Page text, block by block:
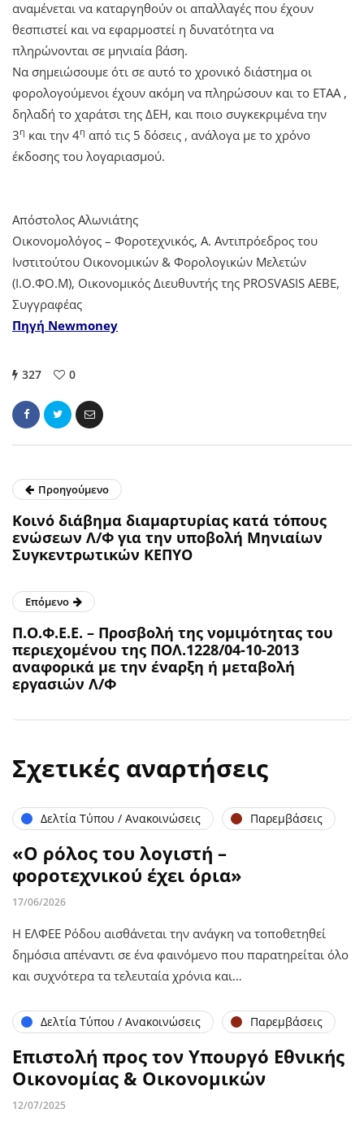
αναμένεται να καταργηθούν οι απαλλαγές που έχουν
θεσπιστεί και να εφαρμοστεί η δυνατότητα να
πληρώνονται σε μηνιαία βάση.
Να σημειώσουμε ότι σε αυτό το χρονικό διάστημα οι
φορολογούμενοι έχουν ακόμη να πληρώσουν και το ΕΤΑΑ ,
δηλαδή το χαράτσι της ΔΕΗ, και ποιο συγκεκριμένα την
3η και την 4η από τις 5 δόσεις , ανάλογα με το χρόνο
έκδοσης του λογαριασμού.
Απόστολος Αλωνιάτης
Οικονομολόγος – Φοροτεχνικός, Α. Αντιπρόεδρος του
Ινστιτούτου Οικονομικών & Φορολογικών Μελετών
(Ι.Ο.ΦΟ.Μ), Οικονομικός Διευθυντής της PROSVASIS AEBE,
Συγγραφέας
Πηγή Newmoney
327 0
Προηγούμενο
Κοινό διάβημα διαμαρτυρίας κατά τόπους
ενώσεων Λ/Φ για την υποβολή Μηνιαίων
Συγκεντρωτικών ΚΕΠΥΟ
Επόμενο
Π.Ο.Φ.Ε.Ε. – Προσβολή της νομιμότητας του
περιεχομένου της ΠΟΛ.1228/04-10-2013
αναφορικά με την έναρξη ή μεταβολή
εργασιών Λ/Φ
Σχετικές αναρτήσεις
Δελτία Τύπου / Ανακοινώσεις Παρεμβάσεις
«Ο ρόλος του λογιστή –
φοροτεχνικού έχει όρια»
17/06/2026
Η ΕΛΦΕΕ Ρόδου αισθάνεται την ανάγκη να τοποθετηθεί
δημόσια απέναντι σε ένα φαινόμενο που παρατηρείται όλο
και συχνότερα τα τελευταία χρόνια και…
Δελτία Τύπου / Ανακοινώσεις Παρεμβάσεις
Επιστολή προς τον Υπουργό Εθνικής
Οικονομίας & Οικονομικών
12/07/2025